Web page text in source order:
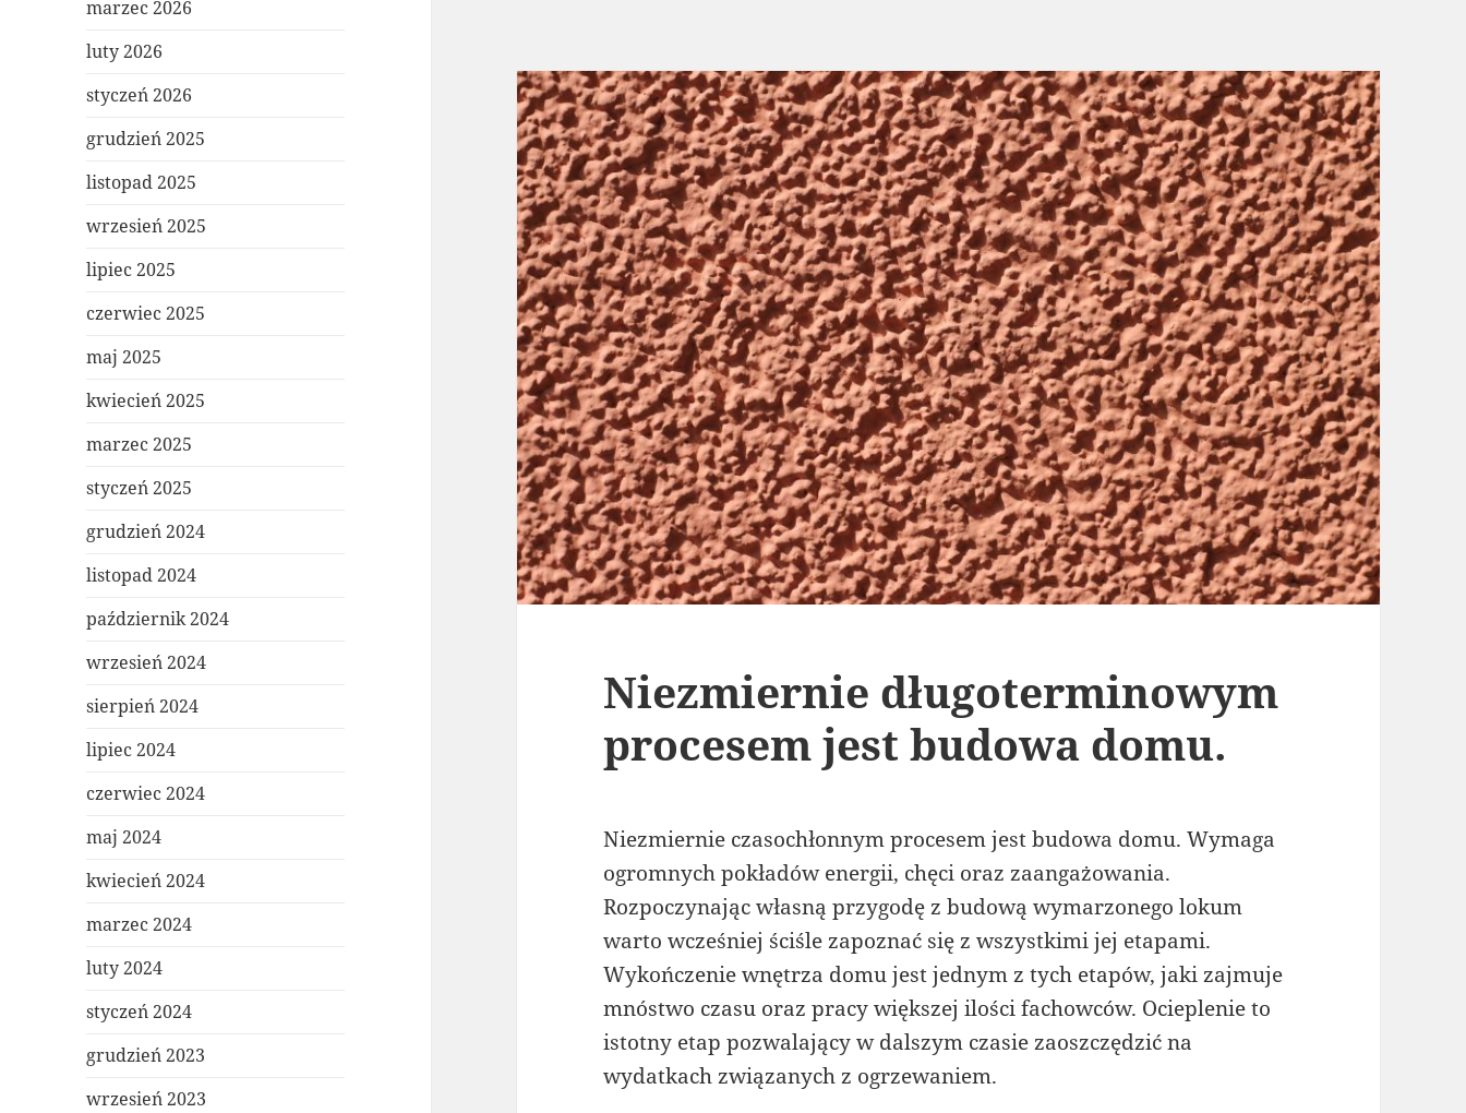
marzec 2026
luty 2026
styczeń 2026
grudzień 2025
listopad 2025
wrzesień 2025
lipiec 2025
czerwiec 2025
maj 2025
kwiecień 2025
marzec 2025
styczeń 2025
grudzień 2024
listopad 2024
październik 2024
wrzesień 2024
sierpień 2024
lipiec 2024
czerwiec 2024
maj 2024
kwiecień 2024
marzec 2024
luty 2024
styczeń 2024
grudzień 2023
wrzesień 2023
Niezmiernie długoterminowym
procesem jest budowa domu.
Niezmiernie czasochłonnym procesem jest budowa domu. Wymaga
ogromnych pokładów energii, chęci oraz zaangażowania.
Rozpoczynając własną przygodę z budową wymarzonego lokum
warto wcześniej ściśle zapoznać się z wszystkimi jej etapami.
Wykończenie wnętrza domu jest jednym z tych etapów, jaki zajmuje
mnóstwo czasu oraz pracy większej ilości fachowców. Ocieplenie to
istotny etap pozwalający w dalszym czasie zaoszczędzić na
wydatkach związanych z ogrzewaniem.